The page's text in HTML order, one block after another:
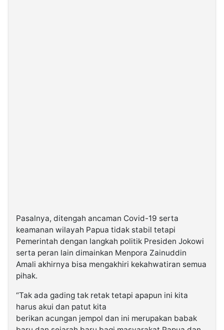
Pasalnya, ditengah ancaman Covid-19 serta
keamanan wilayah Papua tidak stabil tetapi
Pemerintah dengan langkah politik Presiden Jokowi
serta peran lain dimainkan Menpora Zainuddin
Amali akhirnya bisa mengakhiri kekahwatiran semua
pihak.
“Tak ada gading tak retak tetapi apapun ini kita
harus akui dan patut kita
berikan acungan jempol dan ini merupakan babak